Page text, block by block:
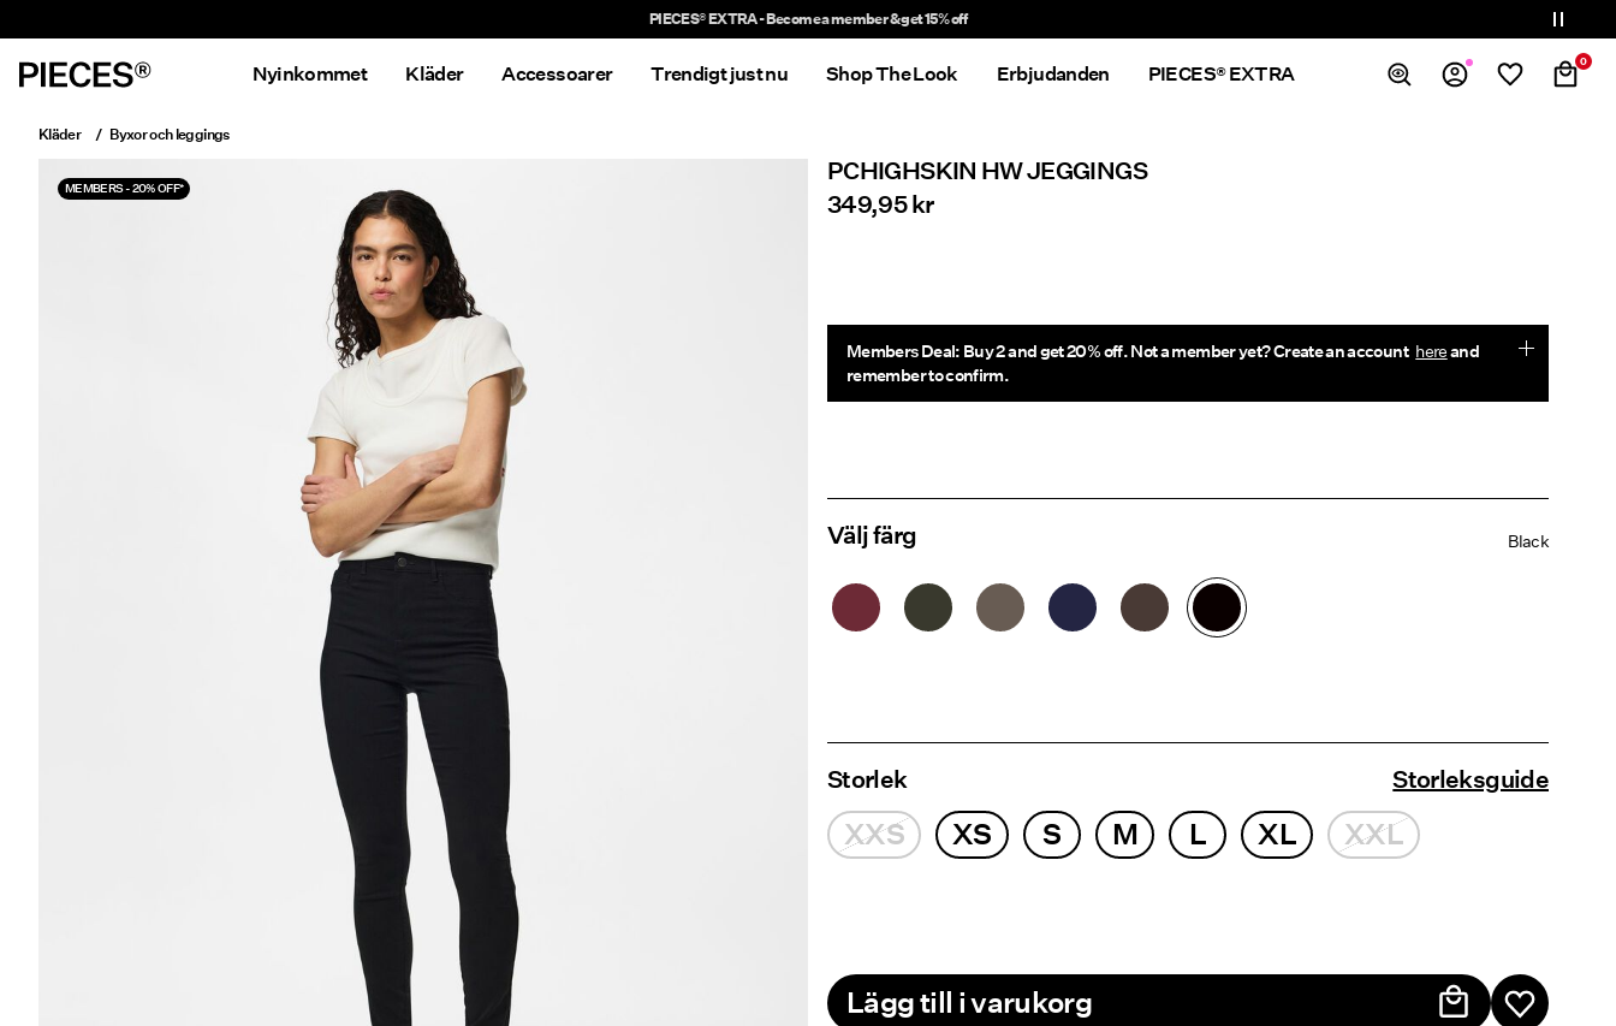
Delivery times will be longer than usual
0
Nyinkommet Kläder Accessoarer Trendigt just nu Shop The Look Erbjudanden PIECES® EXTRA
Kläder Byxor och leggings
MEMBERS - 20% OFF*
PCHIGHSKIN HW JEGGINGS
349,95 kr
Members Deal: Buy 2 and get 20% off. Not a member yet? Create an account hereand
remember to confirm.
Välj färg Black
Storlek Storleksguide
XXS XS S M L XL XXL
Lägg till i varukorg